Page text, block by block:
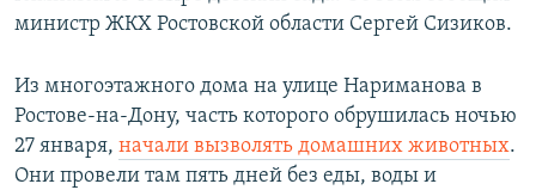
министр ЖКХ Ростовской области Сергей Сизиков.
Из многоэтажного дома на улице Нариманова в
Ростове-на-Дону, часть которого обрушилась ночью
27 января, начали вызволять домашних животных.
Они провели там пять дней без еды, воды и